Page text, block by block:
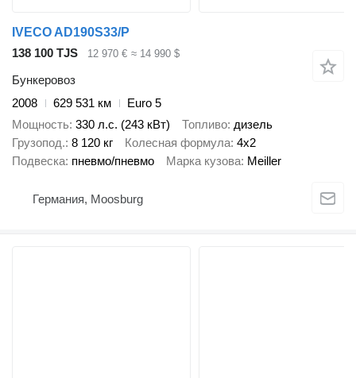
IVECO AD190S33/P
138 100 TJS
12 970 € ≈ 14 990 $
Бункеровоз
2008
629 531 км
Euro 5
Мощность 330 л.с. (243 кВт) Топливо дизель
Грузопод. 8 120 кг Колесная формула 4x2
Подвеска пневмо/пневмо Марка кузова Meiller
Германия, Moosburg